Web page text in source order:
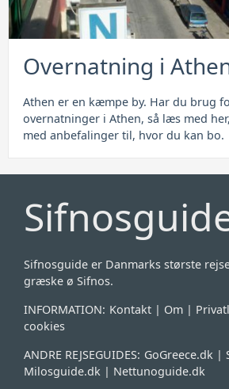
Overnatning i
Athen er en kæmpe by. Har du brug
overnatninger i Athen, så læs med
med anbefalinger til, hvor du kan bo.
Sifnosguide er Danmarks største
græske ø Sifnos.
INFORMATION: Kontakt | Om |
cookies
ANDRE REJSEGUIDES: GoGreece.dk |
Milosguide.dk | Nettunoguide.dk